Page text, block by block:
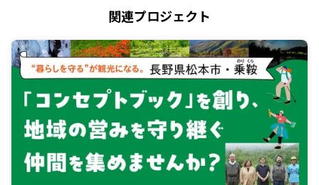
る雑誌作りの仕事をする傍ら、森林イ
ンストラクターの資格を持ち、北摂の
里山林で「菊炭」というお茶席用の炭
を焼く市民活動などにも参加してい
た。真庭の自然や文化について学びつ
つ、「森と人をつなぐ」をテーマに活
動中。https://i-
maniwa.com/.../article_detail/index/
1575.html
・
✪矢動丸 祐子 Yuko Yadoumaru（やど
関連プロジェクト